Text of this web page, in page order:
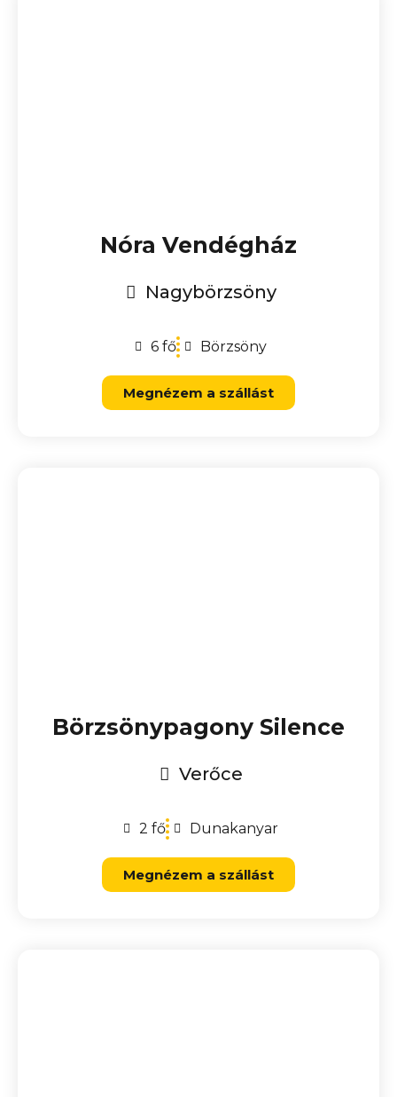
Nóra Vendégház
Nagybörzsöny
6 fő Börzsöny
Megnézem a szállást
Börzsönypagony Silence
Verőce
2 fő Dunakanyar
Megnézem a szállást